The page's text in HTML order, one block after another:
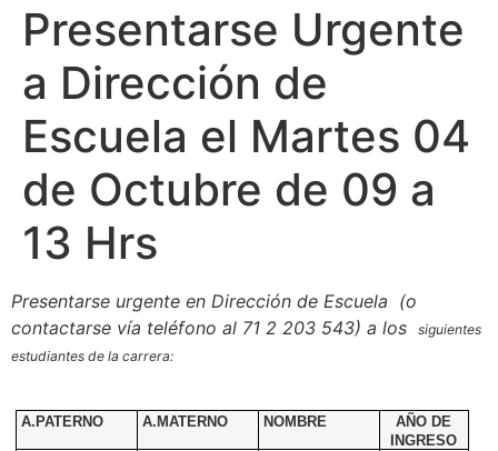
Presentarse Urgente
a Dirección de
Escuela el Martes 04
de Octubre de 09 a
13 Hrs
Presentarse urgente en Dirección de Escuela (o
contactarse vía teléfono al 71 2 203 543) a los
siguientes
estudiantes de la carrera:
A.PATERNO A.MATERNO NOMBRE
AÑO DE
INGRESO